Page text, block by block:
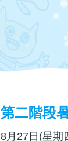
第二階段
8月27日(星期